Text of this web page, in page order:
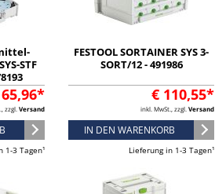
STF
zzgl. Versand
1-3 Tagen¹
FESTOOL SORTAINER SYS 3-
SORT/12 - 491986
€ 110,55*
inkl. MwSt., zzgl. Versand
IN DEN WARENKORB
Lieferung in 1-3 Tagen¹